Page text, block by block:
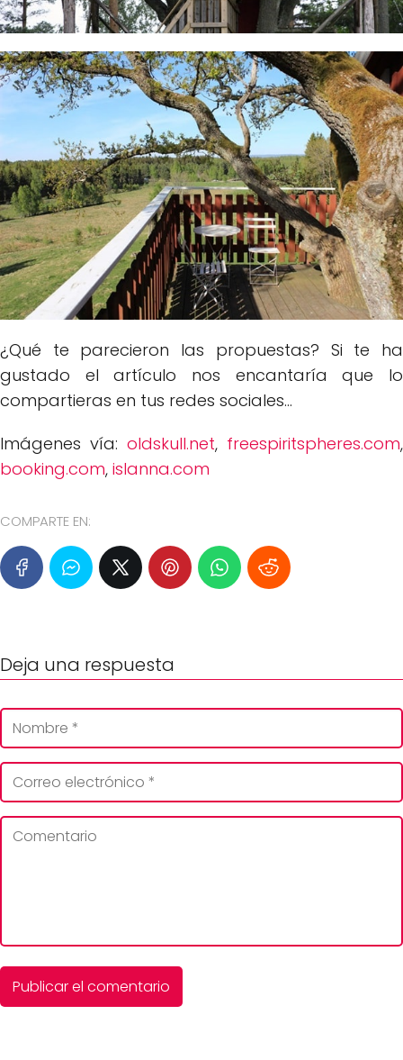
¿Qué te parecieron las propuestas? Si te ha
gustado el artículo nos encantaría que lo
compartieras en tus redes sociales...
Imágenes vía: oldskull.net, freespiritspheres.com,
booking.com, islanna.com
COMPARTE EN:
Deja una respuesta